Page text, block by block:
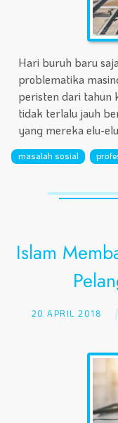
Hari buruh baru
problematika
peristen dari tahun
tidak terlalu jauh
yang mereka elu-
masalah sosial
Islam
20 APRIL 2018